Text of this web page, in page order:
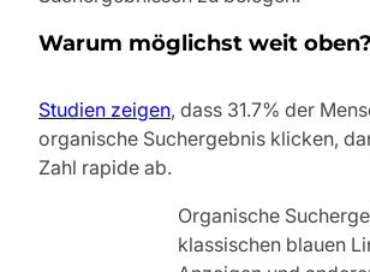
Warum möglichst weit oben?
Studien zeigen, dass 31.7% der
organische Suchergebnis klicken,
Zahl rapide ab.
Organische
klassischen blauen